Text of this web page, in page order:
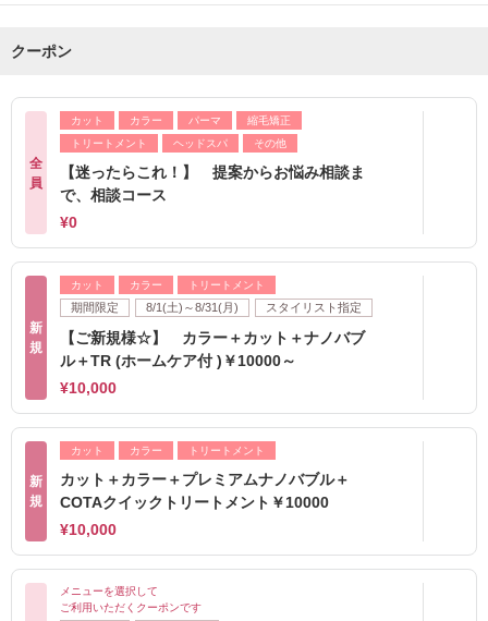
クーポン
全
員
カット カラー パーマ
縮毛矯正
トリートメント
ヘッドスパ その他
【迷ったらこれ！】 提案からお悩み相談ま
で、相談コース
¥0
新
規
カット カラー トリートメント
期間限定 8/1(土)～8/31(月) スタイリスト指定
【ご新規様☆】 カラー＋カット＋ナノバブ
ル＋TR (ホームケア付 )￥10000～
¥10,000
新
規
カット カラー トリートメント
カット＋カラー＋プレミアムナノバブル＋
COTAクイックトリートメント￥10000
¥10,000
メニューを選択して
ご利用いただくクーポンです